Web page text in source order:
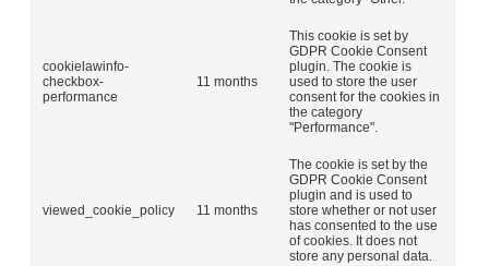
cookielawinfo-
checkbox-
performance
11 months
This cookie is set by
GDPR Cookie Consent
plugin. The cookie is
used to store the user
consent for the cookies in
the category
"Performance".
viewed_cookie_policy 11 months
The cookie is set by the
GDPR Cookie Consent
plugin and is used to
store whether or not user
has consented to the use
of cookies. It does not
store any personal data.